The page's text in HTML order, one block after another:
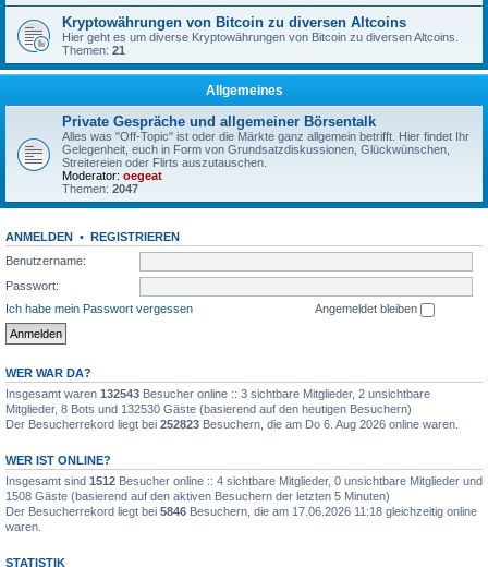
Kryptowährungen von Bitcoin zu diversen Altcoins
Hier geht es um diverse Kryptowährungen von Bitcoin zu diversen Altcoins.
Themen: 21
Allgemeines
Private Gespräche und allgemeiner Börsentalk
Alles was "Off-Topic" ist oder die Märkte ganz allgemein betrifft. Hier findet Ihr
Gelegenheit, euch in Form von Grundsatzdiskussionen, Glückwünschen,
Streitereien oder Flirts auszutauschen.
Moderator: oegeat
Themen: 2047
ANMELDEN • REGISTRIEREN
Benutzername:
Passwort:
Ich habe mein Passwort vergessen
Angemeldet bleiben
WER WAR DA?
Insgesamt waren 132543 Besucher online :: 3 sichtbare Mitglieder, 2 unsichtbare
Mitglieder, 8 Bots und 132530 Gäste (basierend auf den heutigen Besuchern)
Der Besucherrekord liegt bei 252823 Besuchern, die am Do 6. Aug 2026 online waren.
WER IST ONLINE?
Insgesamt sind 1512 Besucher online :: 4 sichtbare Mitglieder, 0 unsichtbare Mitglieder und
1508 Gäste (basierend auf den aktiven Besuchern der letzten 5 Minuten)
Der Besucherrekord liegt bei 5846 Besuchern, die am 17.06.2026 11:18 gleichzeitig online
waren.
STATISTIK